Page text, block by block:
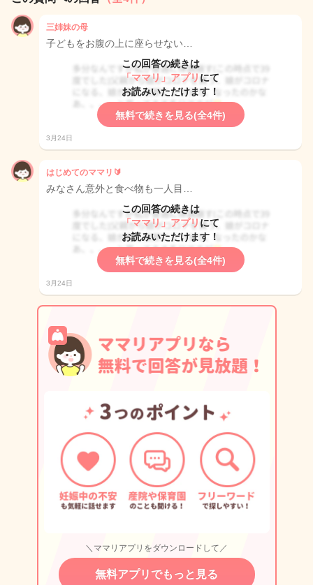
三姉妹の母
子どもをお腹の上に座らせない…
この回答の続きは
「ママリ」アプリ にて
お読みいただけます！
無料で続きを見る(全4件)
3月24日
はじめてのママリ🔰
みなさん意外と食べ物も一人目…
この回答の続きは
「ママリ」アプリ にて
お読みいただけます！
無料で続きを見る(全4件)
3月24日
＼ママリアプリをダウンロードして／
無料アプリでもっと見る